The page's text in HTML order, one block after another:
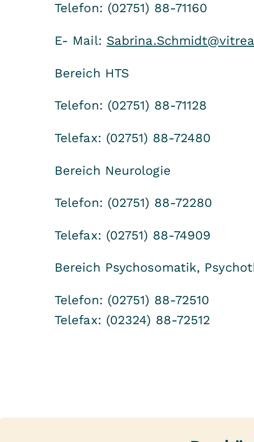
Telefon: (02751) 88-71160
E- Mail:
Bereich HTS
Telefon: (02751) 88-71128
Telefax: (02751) 88-72480
Bereich Neurologie
Telefon: (02751) 88-72280
Telefax: (02751) 88-74909
Bereich Psychosomatik,
Telefon: (02751) 88-72510
Telefax: (02324) 88-72512